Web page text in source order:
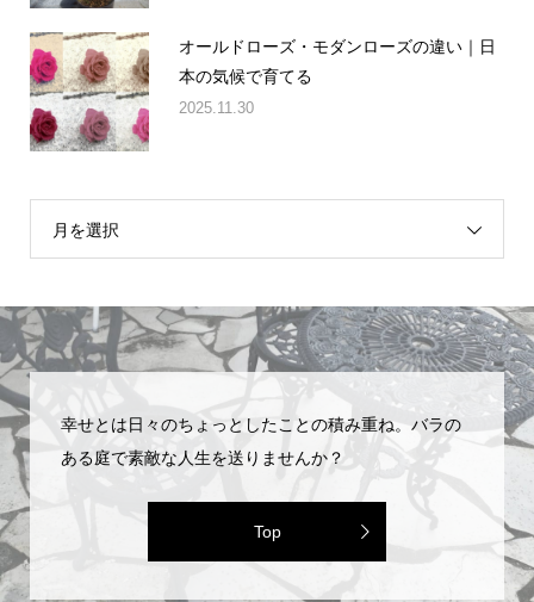
オールドローズ・モダンローズの違い｜日
本の気候で育てる
2025.11.30
月を選択
幸せとは日々のちょっとしたことの積み重ね。バラの
ある庭で素敵な人生を送りませんか？
Top